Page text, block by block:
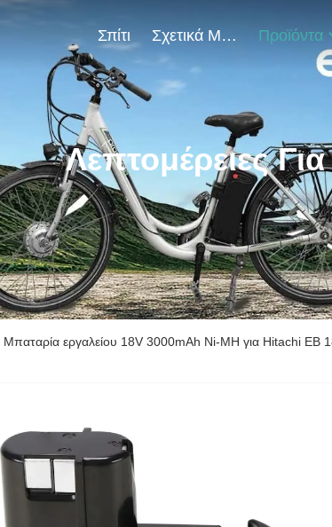
Σπίτι Σχετικά Με Εμάς Προϊόντα
Λεπτομέρειες
Μπαταρία εργαλείου 18V 3000mAh Ni-MH για Hitachi EB